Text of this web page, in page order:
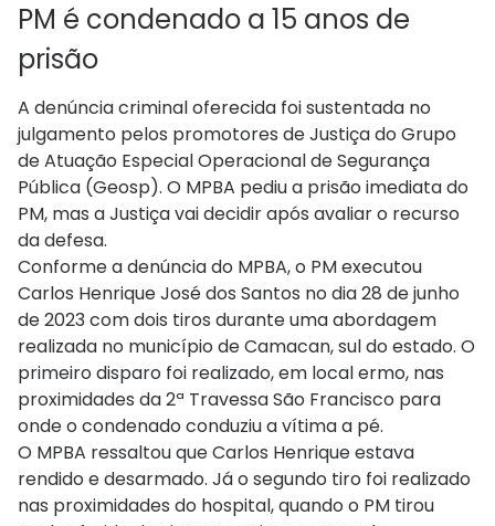
PM é condenado a 15 anos de
prisão
A denúncia criminal oferecida foi sustentada no
julgamento pelos promotores de Justiça do Grupo
de Atuação Especial Operacional de Segurança
Pública (Geosp). O MPBA pediu a prisão imediata do
PM, mas a Justiça vai decidir após avaliar o recurso
da defesa.
Conforme a denúncia do MPBA, o PM executou
Carlos Henrique José dos Santos no dia 28 de junho
de 2023 com dois tiros durante uma abordagem
realizada no município de Camacan, sul do estado. O
primeiro disparo foi realizado, em local ermo, nas
proximidades da 2ª Travessa São Francisco para
onde o condenado conduziu a vítima a pé.
O MPBA ressaltou que Carlos Henrique estava
rendido e desarmado. Já o segundo tiro foi realizado
nas proximidades do hospital, quando o PM tirou